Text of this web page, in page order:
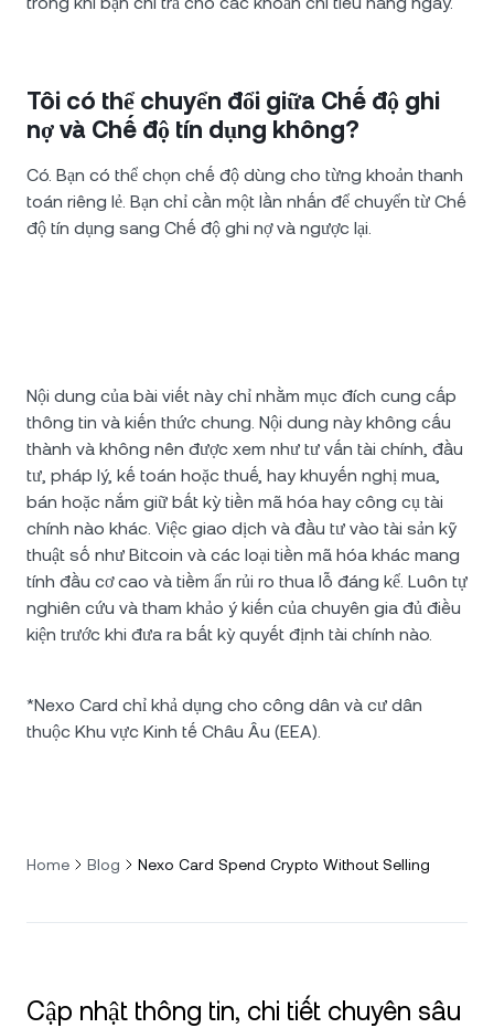
Tôi có thể chuyển đổi giữa Chế độ ghi
nợ và Chế độ tín dụng không?
Có. Bạn có thể chọn chế độ dùng cho từng khoản thanh
toán riêng lẻ. Bạn chỉ cần một lần nhấn để chuyển từ Chế
độ tín dụng sang Chế độ ghi nợ và ngược lại.
Nội dung của bài viết này chỉ nhằm mục đích cung cấp
thông tin và kiến thức chung. Nội dung này không cấu
thành và không nên được xem như tư vấn tài chính, đầu
tư, pháp lý, kế toán hoặc thuế, hay khuyến nghị mua,
bán hoặc nắm giữ bất kỳ tiền mã hóa hay công cụ tài
chính nào khác. Việc giao dịch và đầu tư vào tài sản kỹ
thuật số như Bitcoin và các loại tiền mã hóa khác mang
tính đầu cơ cao và tiềm ẩn rủi ro thua lỗ đáng kể. Luôn tự
nghiên cứu và tham khảo ý kiến của chuyên gia đủ điều
kiện trước khi đưa ra bất kỳ quyết định tài chính nào.
*Nexo Card chỉ khả dụng cho công dân và cư dân
thuộc Khu vực Kinh tế Châu Âu (EEA).
Home Blog Nexo Card Spend Crypto Without Selling
Cập nhật thông tin, chi tiết chuyên sâu